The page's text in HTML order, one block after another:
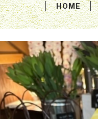
HOME